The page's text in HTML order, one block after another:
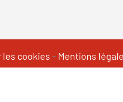
les cookies - Mentions